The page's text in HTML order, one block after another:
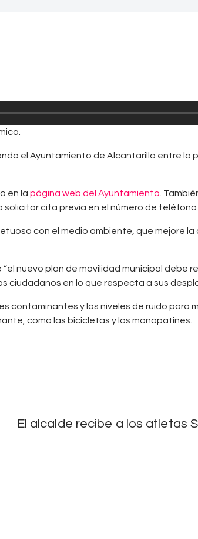
el Ayuntamiento de Alcantarilla entre la
en la página web del Ayuntamiento.
cita previa en el número de teléfono
con el medio ambiente, que mejore la
nuevo plan de movilidad municipal debe
ciudadanos en lo que respecta a sus
contaminantes y los niveles de ruido para
como las bicicletas y los monopatines.
El alcalde recibe a los atletas